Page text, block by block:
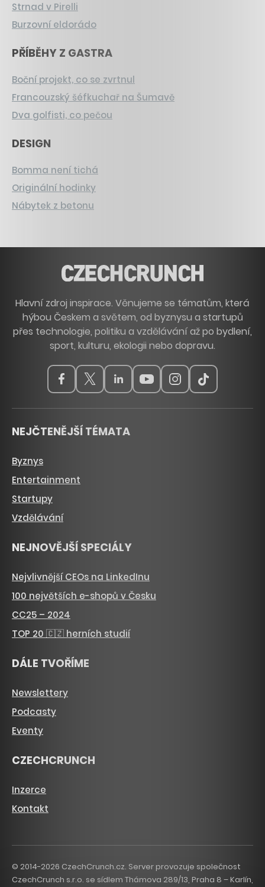
Strnad v Pirelli
Burzovní eldorádo
PŘÍBĚHY Z GASTRA
Boční projekt, co se zvrtnul
Francouzský šéfkuchař na Šumavě
Dva golfisti, co pečou
DESIGN
Bomma není tichá
Originální hodinky
Nábytek z betonu
Hlavní zdroj inspirace. Věnujeme se tématům, která
hýbou Českem a světem, od byznysu a startupů
přes technologie, politiku a vzdělávání až po bydlení,
sport, kulturu, ekologii nebo dopravu.
NEJČTENĚJŠÍ TÉMATA
Byznys
Entertainment
Startupy
Vzdělávání
NEJNOVĚJŠÍ SPECIÁLY
Nejvlivnější CEOs na LinkedInu
100 největších e-shopů v Česku
CC25 – 2024
TOP 20 🇨🇿 herních studií
DÁLE TVOŘÍME
Newslettery
Podcasty
Eventy
CZECHCRUNCH
Inzerce
Kontakt
© 2014-2026 CzechCrunch.cz. Server provozuje společnost
CzechCrunch s.r.o. se sídlem Thámova 289/13, Praha 8 – Karlín,